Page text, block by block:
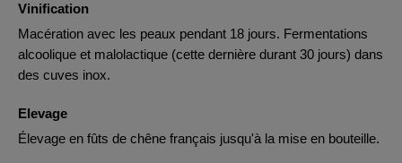
Vinification
Macération avec les peaux pendant 18 jours. Fermentations
alcoolique et malolactique (cette dernière durant 30 jours) dans
des cuves inox.
Elevage
Élevage en fûts de chêne français jusqu'à la mise en bouteille.